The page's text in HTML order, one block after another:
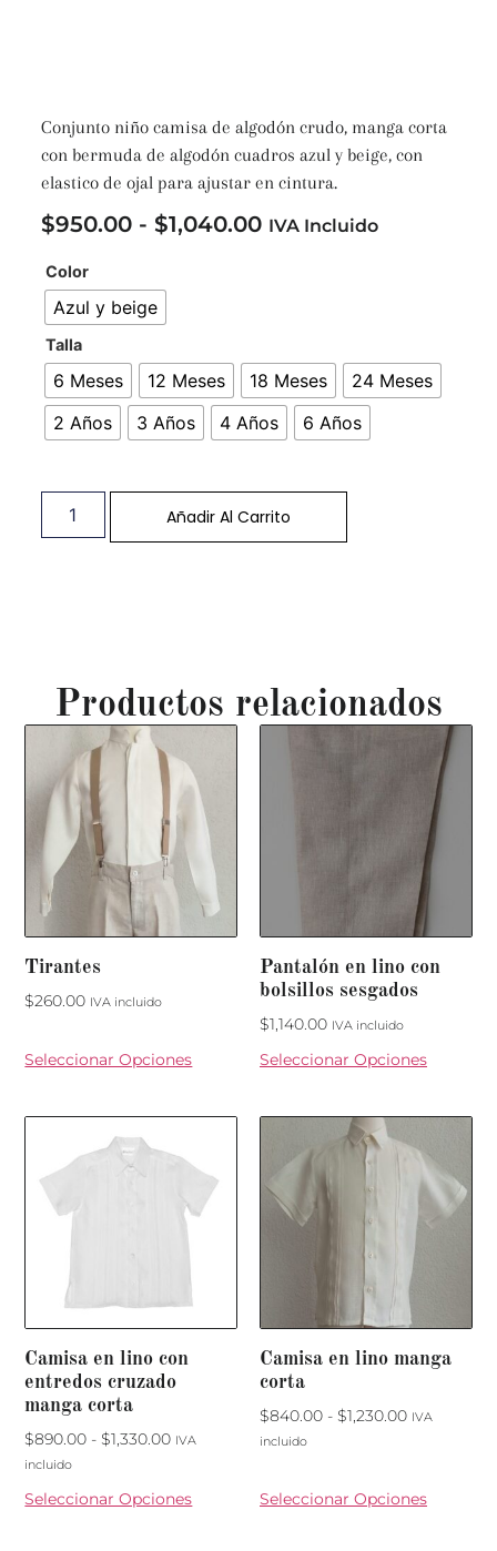
Conjunto niño camisa de algodón crudo, manga corta
con bermuda de algodón cuadros azul y beige, con
elastico de ojal para ajustar en cintura.
$950.00 - $1,040.00 IVA Incluido
Color
Azul y beige
Talla
6 Meses 12 Meses 18 Meses
24 Meses
2 Años
3 Años 4 Años 6 Años
Añadir Al Carrito
Productos relacionados
Tirantes
$260.00 IVA incluido
Seleccionar Opciones
Pantalón en lino con
bolsillos sesgados
$1,140.00 IVA incluido
Seleccionar Opciones
Camisa en lino con
entredos cruzado
manga corta
$890.00 - $1,330.00 IVA
incluido
Seleccionar Opciones
Camisa en lino manga
corta
$840.00 - $1,230.00 IVA
incluido
Seleccionar Opciones